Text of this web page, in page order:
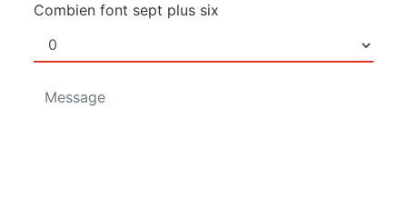
Combien font sept plus six